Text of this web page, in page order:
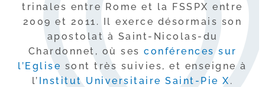
tri­nales entre Rome et la FSSPX entre
2009 et 2011. Il exerce désor­mais son
apos­to­lat à Saint-​Nicolas-​du
Chardonnet, où ses confé­rences sur
l’Eglise sont très sui­vies, et enseigne à
l’ Institut Universitaire Saint-​Pie X.